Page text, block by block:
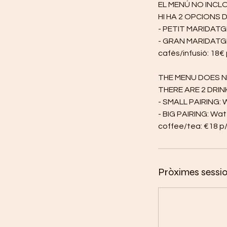
EL MENÚ NO
HI HA 2 OPCIONS
- PETIT
- GRAN
cafès/infusió: 18€
THE MENU DOES
THERE ARE 2
- SMALL
- BIG PAIRING:
Pròximes